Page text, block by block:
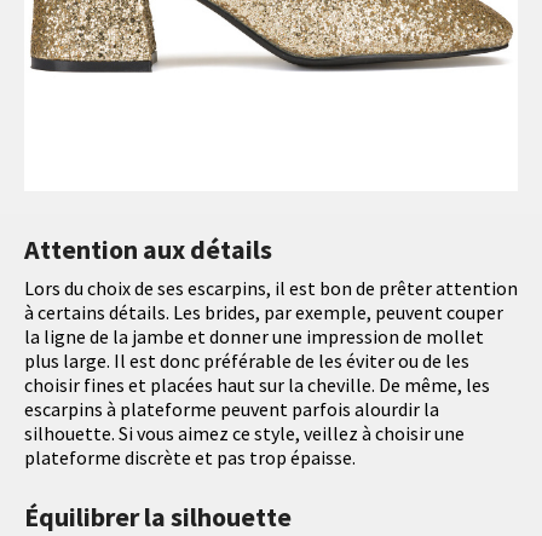
Attention aux détails
Lors du choix de ses escarpins, il est bon de prêter attention
à certains détails. Les brides, par exemple, peuvent couper
la ligne de la jambe et donner une impression de mollet
plus large. Il est donc préférable de les éviter ou de les
choisir fines et placées haut sur la cheville. De même, les
escarpins à plateforme peuvent parfois alourdir la
silhouette. Si vous aimez ce style, veillez à choisir une
plateforme discrète et pas trop épaisse.
Équilibrer la silhouette